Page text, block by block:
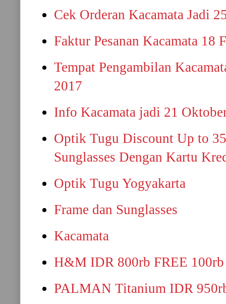
Cek Orderan Kacamata Jadi
Faktur Pesanan Kacamata 18
Tempat Pengambilan
2017
Info Kacamata jadi 21
Optik Tugu Discount Up to
Sunglasses Dengan Kartu
Optik Tugu Yogyakarta
Frame dan Sunglasses
Kacamata
H&M IDR 800rb FREE 100rb
PALMAN Titanium IDR